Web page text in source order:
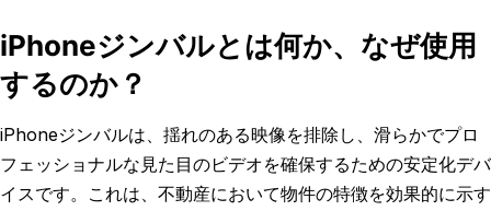
iPhoneジンバルとは何か、なぜ使用
するのか？
iPhoneジンバルは、揺れのある映像を排除し、滑らかでプロ
フェッショナルな見た目のビデオを確保するための安定化デバ
イスです。これは、不動産において物件の特徴を効果的に示す